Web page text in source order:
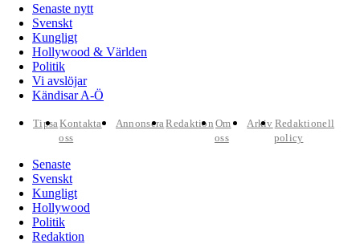
Senaste nytt
Svenskt
Kungligt
Hollywood & Världen
Politik
Vi avslöjar
Kändisar A-Ö
TipsaKontakta
oss
AnnonseraRedaktion Om
oss
Arkiv Redaktionell
policy
Senaste
Svenskt
Kungligt
Hollywood
Politik
Redaktion